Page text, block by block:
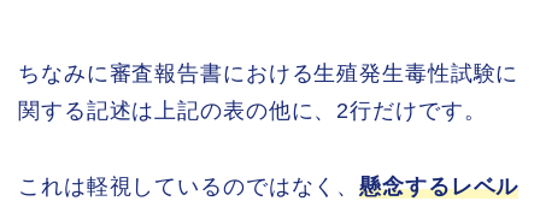
ちなみに審査報告書における生殖発生毒性試験に
関する記述は上記の表の他に、2行だけです。
これは軽視しているのではなく、懸念するレベル